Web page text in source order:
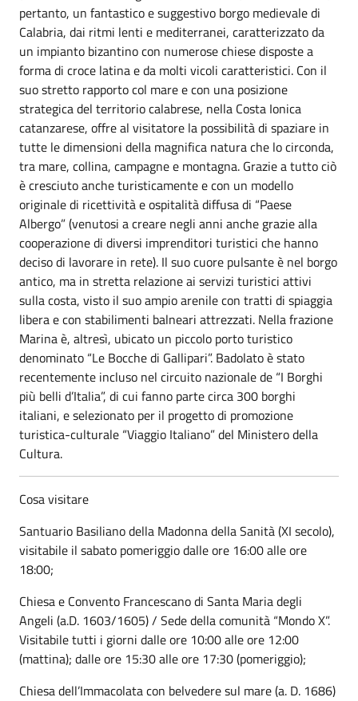
pertanto, un fantastico e suggestivo borgo medievale di
Calabria, dai ritmi lenti e mediterranei, caratterizzato da
un impianto bizantino con numerose chiese disposte a
forma di croce latina e da molti vicoli caratteristici. Con il
suo stretto rapporto col mare e con una posizione
strategica del territorio calabrese, nella Costa Ionica
catanzarese, offre al visitatore la possibilità di spaziare in
tutte le dimensioni della magnifica natura che lo circonda,
tra mare, collina, campagne e montagna. Grazie a tutto ciò
è cresciuto anche turisticamente e con un modello
originale di ricettività e ospitalità diffusa di “Paese
Albergo” (venutosi a creare negli anni anche grazie alla
cooperazione di diversi imprenditori turistici che hanno
deciso di lavorare in rete). Il suo cuore pulsante è nel borgo
antico, ma in stretta relazione ai servizi turistici attivi
sulla costa, visto il suo ampio arenile con tratti di spiaggia
libera e con stabilimenti balneari attrezzati. Nella frazione
Marina è, altresì, ubicato un piccolo porto turistico
denominato “Le Bocche di Gallipari”. Badolato è stato
recentemente incluso nel circuito nazionale de “I Borghi
più belli d’Italia”, di cui fanno parte circa 300 borghi
italiani, e selezionato per il progetto di promozione
turistica-culturale “Viaggio Italiano” del Ministero della
Cultura.
Cosa visitare
Santuario Basiliano della Madonna della Sanità (XI secolo),
visitabile il sabato pomeriggio dalle ore 16:00 alle ore
18:00;
Chiesa e Convento Francescano di Santa Maria degli
Angeli (a.D. 1603/1605) / Sede della comunità “Mondo X”.
Visitabile tutti i giorni dalle ore 10:00 alle ore 12:00
(mattina); dalle ore 15:30 alle ore 17:30 (pomeriggio);
Chiesa dell’Immacolata con belvedere sul mare (a. D. 1686)